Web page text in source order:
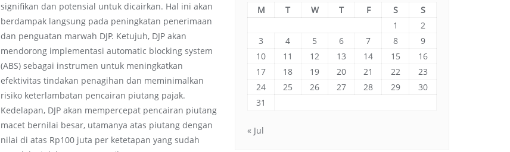
signifikan dan potensial untuk dicairkan. Hal ini akan
berdampak langsung pada peningkatan penerimaan
dan penguatan marwah DJP. Ketujuh, DJP akan
mendorong implementasi automatic blocking system
(ABS) sebagai instrumen untuk meningkatkan
efektivitas tindakan penagihan dan meminimalkan
risiko keterlambatan pencairan piutang pajak.
Kedelapan, DJP akan mempercepat pencairan piutang
macet bernilai besar, utamanya atas piutang dengan
nilai di atas Rp100 juta per ketetapan yang sudah
M T W T F S
S
1
2
3
4 5 6 7 8
9
10
11 12 13 14 15
16
17
18 19 20 21 22
23
24
25 26 27 28 29
30
31
« Jul